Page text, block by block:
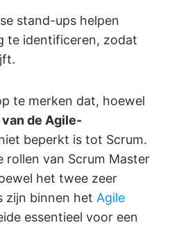
stand-ups helpen
te identificeren, zodat
te merken dat, hoewel
de Agile-
beperkt is tot Scrum.
rollen van Scrum Master
het twee zeer
zijn binnen het Agile
essentieel voor een